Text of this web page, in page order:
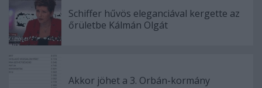
Schiffer hűvös eleganciával kergette az
őrületbe Kálmán Olgát
Akkor jöhet a 3. Orbán-kormány